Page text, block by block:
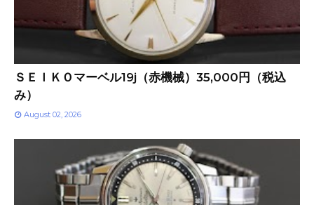
ＳＥＩＫＯマーベル19j（赤機械）35,000円（税込
み）
August 02, 2026